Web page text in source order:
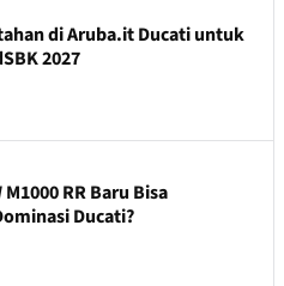
di Aruba.it Ducati untuk
2027
RR Baru Bisa
Ducati?